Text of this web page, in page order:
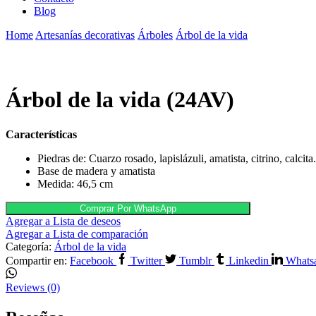
Blog
Home Artesanías decorativas Árboles Árbol de la vida
Árbol de la vida (24AV)
Características
Piedras de: Cuarzo rosado, lapislázuli, amatista, citrino, calcita.
Base de madera y amatista
Medida: 46,5 cm
Comprar Por WhatsApp
Agregar a Lista de deseos
Agregar a Lista de comparación
Categoría: Árbol de la vida
Compartir en: Facebook Twitter Tumblr Linkedin
Reviews (0)